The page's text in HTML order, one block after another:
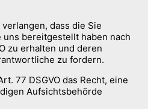
dass die Sie
bereitgestellt haben nach
zu erhalten und deren
zu fordern.
77 DSGVO das Recht, eine
Aufsichtsbehörde